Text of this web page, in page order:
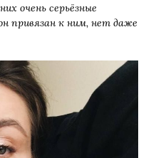
очень серьёзные
привязан к ним, нет даже